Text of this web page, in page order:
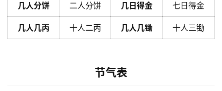
几人分饼 二人分饼 几日得金 七日得金
几人几丙 十人二丙 几人几锄 十人三锄
节气表